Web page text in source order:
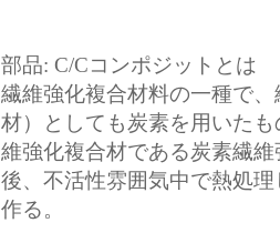
部品: C/Cコンポジットとは
繊維強化複合材料の一種で
材）としても炭素を用いた
維強化複合材である炭素繊
後、不活性雰囲気中で熱処
作る。